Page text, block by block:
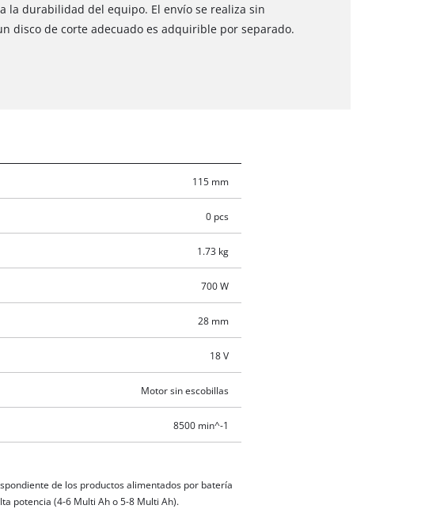
la durabilidad del equipo. El envío se realiza sin
disco de corte adecuado es adquirible por separado.
115 mm
0 pcs
1.73 kg
700 W
28 mm
18 V
Motor sin escobillas
8500 min^-1
de los productos alimentados por batería
potencia (4-6 Multi Ah o 5-8 Multi Ah).